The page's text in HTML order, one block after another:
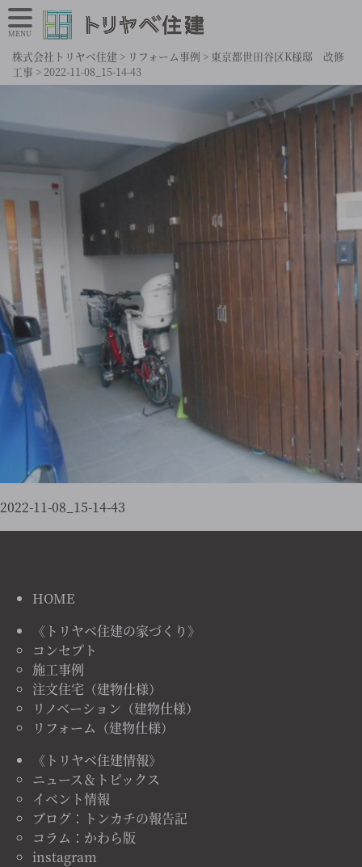
株式会社トリヤベ住建 > リフォーム事例 > 東京都世田谷区K様邸 改修
工事 >2022-11-08_15-14-43
2022-11-08_15-14-43
MENU
HOME
《トリヤベ住建の家づくり》
コンセプト
施工事例
注文住宅（建物仕様）
リノベーション（建物仕様）
リフォーム（建物仕様）
《トリヤベ住建情報》
ニュース＆トピックス
イベント情報
ブログ：トンカチの報告記
コラム：かわら版
instagram